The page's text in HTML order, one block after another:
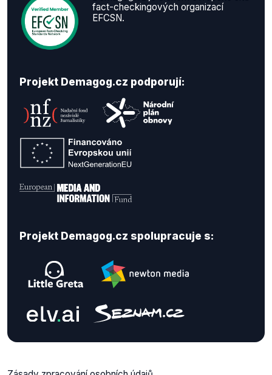
fact-checkingových organizací
EFCSN.
Projekt Demagog.cz podporují:
Projekt Demagog.cz spolupracuje s: